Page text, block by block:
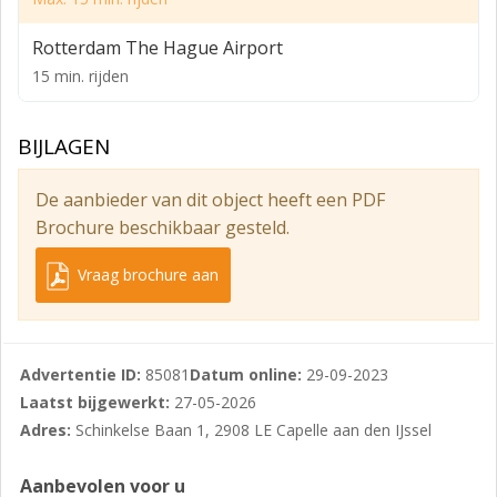
centrum van Rotterdam. De bereikbaarheid met de
auto is zeer goed te noemen. Binnen enkele minuten
lopen bent u bij NS station Rotterdam-Alexander met
NS station is het gelijknamige metro-en busstation
Oplevering
Het object wordt leeg en ontruimd in de huidige staat
opgeleverd en is onder andere voorzien van de
navolgende zaken:
- systeemplafond voorzien van verlichtingsarmaturen;
- aanwezige radiatoren;
Rotterdam The Hague Airport
15 min. rijden
BIJLAGEN
De aanbieder van dit object heeft een PDF
Brochure beschikbaar gesteld.
Vraag brochure aan
Advertentie ID: 85081 Datum online: 29-09-2023
Laatst bijgewerkt: 27-05-2026
Adres: Schinkelse Baan 1, 2908 LE Capelle aan den IJssel
Aanbevolen voor u